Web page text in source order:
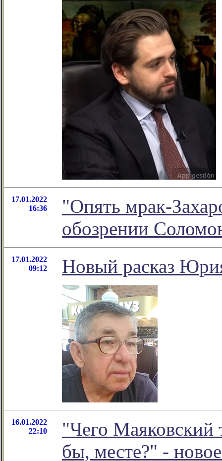
17.01.2022
16:36
"Опять мрак-
обозрении
17.01.2022
09:12
Новый расказ
16.01.2022
22:10
"Чего Маяковский
бы, месте?" -